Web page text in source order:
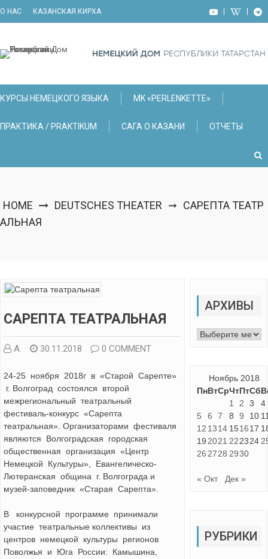
О НАС КАЗАНСКАЯ КИРХА
КУРСЫ НЕМЕЦКОГО ЯЗЫКА МK «PERLENKETTE»
ПРАКТИКА / PRAKTIKUM САГА О КАЗАНИ ОТЧЕТЫ
HOME DEUTSCHES THEATER ➞ САРЕПТА ТЕАТР
АЛЬНАЯ
САРЕПТА ТЕАТРАЛЬНАЯ
А. 30.11.2018 0 COMMENT
24-25 ноября 2018г в «Старой Сарепте»
г. Волгоград состоялся второй
межрегиональный театральный
фестиваль-конкурс «Сарепта
театральная». Организаторами фестиваля
являются Волгоградская городская
общественная организация «Центр
Немецкой Культуры», Евангелическо-
Лютеранская община г. Волгограда и
музей-заповедник «Старая Сарепта».
В конкурсной программе принимали
участие театральные коллективы из
центров немецкой культуры регионов
Поволжья и Юга России: Камышина,
АРХИВЫ
Архивы
Ноябрь 2018
ПнВтСрЧтПтСб
1
2 3
4
5
6 7 8 9 10
12 1314 151617
19 2021 222324
26 2728 2930
« Окт Дек »
РУБРИКИ